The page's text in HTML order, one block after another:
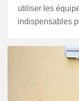
utiliser les
indispensables